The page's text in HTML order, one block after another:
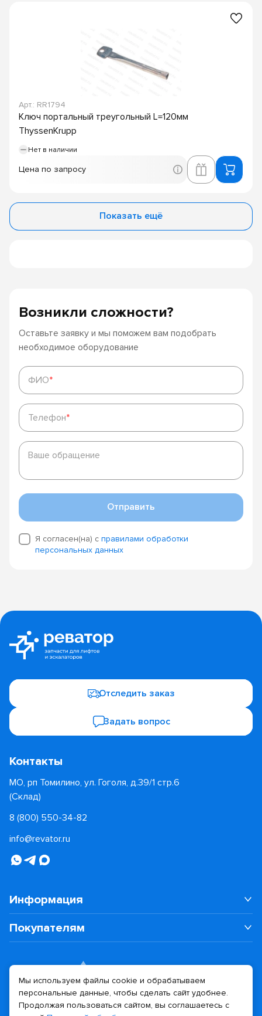
Арт.: RR1794
Ключ портальный треугольный L=120мм
ThyssenKrupp
Нет в наличии
Цена по запросу
Показать ещё
Возникли сложности?
Оставьте заявку и мы поможем вам подобрать
необходимое оборудование
ФИО*
ФИО*
Телефон*
Телефон*
Ваше
обращение
Ваше обращение
Отправить
Я согласен(на) с правилами обработки
персональных данных
Отследить заказ
Задать вопрос
Контакты
МО, рп Томилино, ул. Гоголя, д.39/1 стр.6
(Склад)
8 (800) 550-34-82
info@revator.ru
Информация
Покупателям
Дизайн сайта Разработка сайта
Мы используем файлы cookie и обрабатываем
персональные данные, чтобы сделать сайт удобнее.
Продолжая пользоваться сайтом, вы соглашаетесь с